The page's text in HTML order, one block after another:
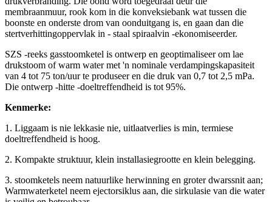
membraanmuur, rook kom in die konveksiebank wat tussen die
boonste en onderste drom van oonduitgang is, en gaan dan die
stertverhittingoppervlak in - staal spiraalvin -ekonomiseerder.
SZS -reeks gasstoomketel is ontwerp en geoptimaliseer om lae
drukstoom of warm water met 'n nominale verdampingskapasiteit
van 4 tot 75 ton/uur te produseer en die druk van 0,7 tot 2,5 mPa.
Die ontwerp -hitte -doeltreffendheid is tot 95%.
Kenmerke:
1. Liggaam is nie lekkasie nie, uitlaatverlies is min, termiese
doeltreffendheid is hoog.
2. Kompakte struktuur, klein installasiegrootte en klein belegging.
3. stoomketels neem natuurlike herwinning en groter dwarssnit aan;
Warmwaterketel neem ejectorsiklus aan, die sirkulasie van die water